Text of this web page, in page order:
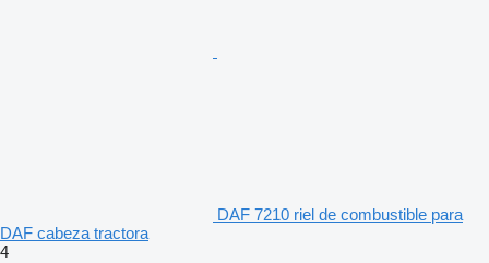
DAF 7210 riel de combustible para
DAF cabeza tractora
4